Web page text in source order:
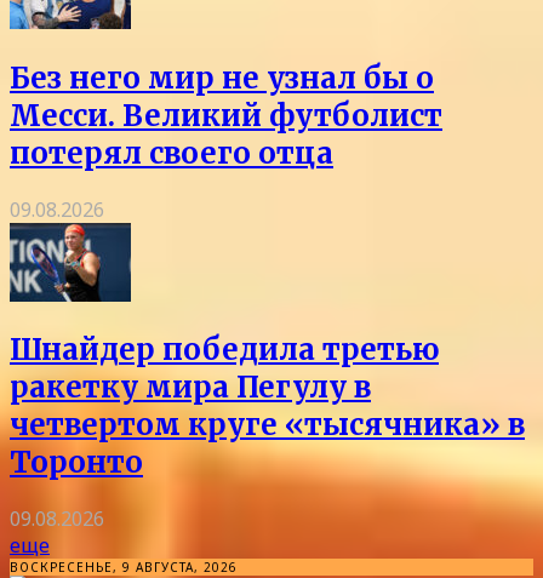
Без него мир не узнал бы о
Месси. Великий футболист
потерял своего отца
09.08.2026
Шнайдер победила третью
ракетку мира Пегулу в
четвертом круге «тысячника» в
Торонто
09.08.2026
еще
ВОСКРЕСЕНЬЕ, 9 АВГУСТА, 2026